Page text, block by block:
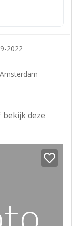
Station
object.
met BTW.
2022
bekijk deze